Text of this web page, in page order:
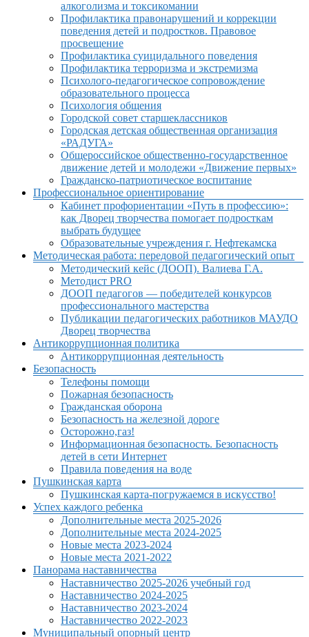
алкоголизма и токсикомании
Профилактика правонарушений и коррекции
поведения детей и подростков. Правовое
просвещение
Профилактика суицидального поведения
Профилактика терроризма и экстремизма
Психолого-педагогическое сопровождение
образовательного процесса
Психология общения
Городской совет старшеклассников
Городская детская общественная организация
«РАДУГА»
Общероссийское общественно-государственное
движение детей и молодежи «Движение первых»
Гражданско-патриотическое воспитание
Профессиональное ориентирование
Кабинет профориентации «Путь в профессию»:
как Дворец творчества помогает подросткам
выбрать будущее
Образовательные учреждения г. Нефтекамска
Методическая работа: передовой педагогический опыт
Методический кейс (ДООП). Валиева Г.А.
Методист PRO
ДООП педагогов — победителей конкурсов
профессионального мастерства
Публикации педагогических работников МАУДО
Дворец творчества
Антикоррупционная политика
Антикоррупционная деятельность
Безопасность
Телефоны помощи
Пожарная безопасность
Гражданская оборона
Безопасность на железной дороге
Осторожно,газ!
Информационная безопасность. Безопасность
детей в сети Интернет
Правила поведения на воде
Пушкинская карта
Пушкинская карта-погружаемся в искусство!
Успех каждого ребенка
Дополнительные места 2025-2026
Дополнительные места 2024-2025
Новые места 2023-2024
Новые места 2021-2022
Панорама наставничества
Наставничество 2025-2026 учебный год
Наставничество 2024-2025
Наставничество 2023-2024
Наставничество 2022-2023
Муниципальный опорный центр